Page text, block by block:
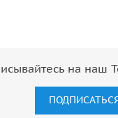
на наш